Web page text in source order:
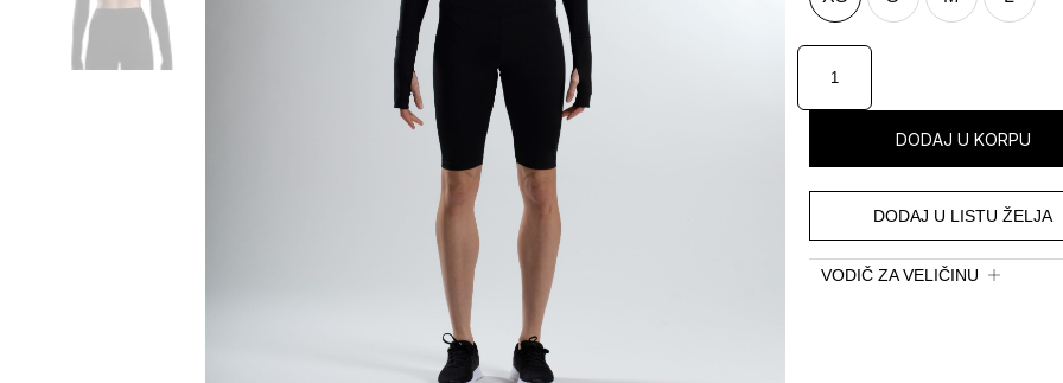
DODAJ U KORPU
DODAJ U LISTU ŽELJA
VODIČ ZA VELIČINU